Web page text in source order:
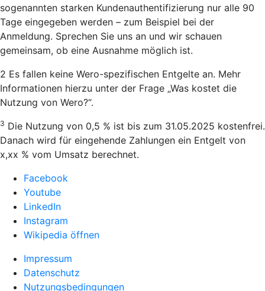
sogenannten starken Kundenauthentifizierung nur alle 90
Tage eingegeben werden – zum Beispiel bei der
Anmeldung. Sprechen Sie uns an und wir schauen
gemeinsam, ob eine Ausnahme möglich ist.
2 Es fallen keine Wero-spezifischen Entgelte an. Mehr
Informationen hierzu unter der Frage „Was kostet die
Nutzung von Wero?“.
3 Die Nutzung von 0,5 % ist bis zum 31.05.2025 kostenfrei.
Danach wird für eingehende Zahlungen ein Entgelt von
x,xx % vom Umsatz berechnet.
Facebook
Youtube
LinkedIn
Instagram
Wikipedia öffnen
Impressum
Datenschutz
Nutzungsbedingungen